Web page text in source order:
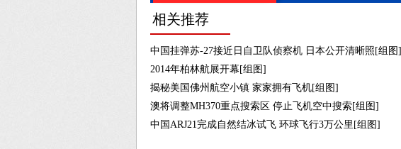
相关推荐
中国挂弹苏-27接近日自卫队侦察机 日本公开清晰照[组图]
2014年柏林航展开幕[组图]
揭秘美国佛州航空小镇 家家拥有飞机[组图]
澳将调整MH370重点搜索区 停止飞机空中搜索[组图]
中国ARJ21完成自然结冰试飞 环球飞行3万公里[组图]